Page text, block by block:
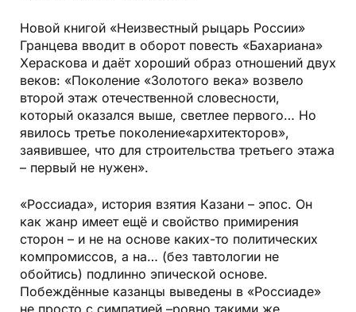
Новой книгой «Неизвестный рыцарь России»
Гранцева вводит в оборот повесть «Бахариана»
Хераскова и даёт хороший образ отношений двух
веков: «Поколение «Золотого века» возвело
второй этаж отечественной словесности,
который оказался выше, светлее первого… Но
явилось третье поколение«архитекторов»,
заявившее, что для строительства третьего этажа
– первый не нужен».
«Россиада», история взятия Казани – эпос. Он
как жанр имеет ещё и свойство примирения
сторон – и не на основе каких-то политических
компромиссов, а на… (без тавтологии не
обойтись) подлинно эпической основе.
Побеждённые казанцы выведены в «Россиаде»
не просто с симпатией –ровно такими же